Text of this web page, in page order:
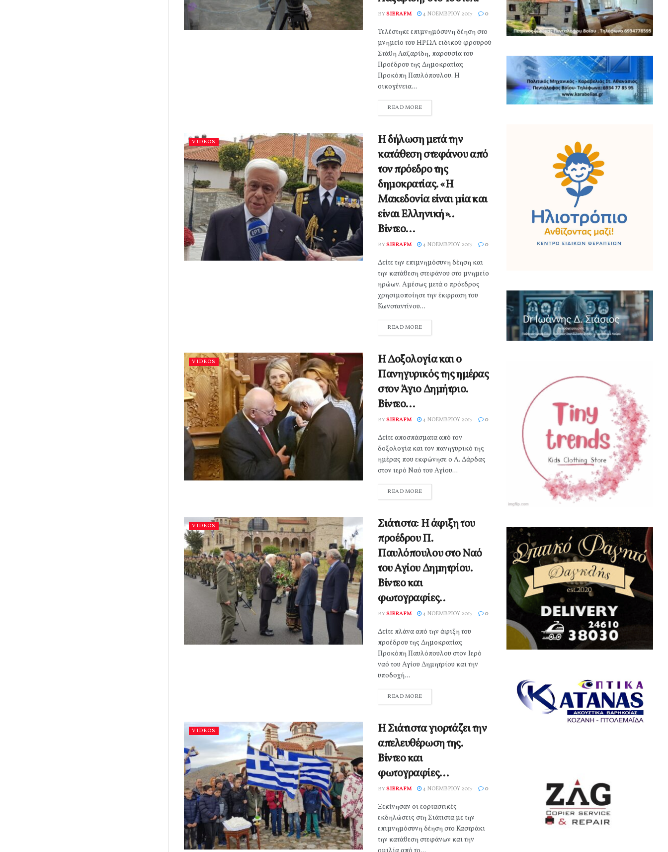
BYSIERAFM 4 ΝΟΕΜΒΡΊΟΥ 2017 0
Τελέστηκε επιμνημόσυνη δέηση στο
μνημείο του ΗΡΩΑ ειδικού φρουρού
Στάθη Λαζαρίδη, παρουσία του
Προέδρου της Δημοκρατίας
Προκόπη Παυλόπουλου. Η
οικογένεια...
READ MORE
VIDEOS
Η δήλωση μετά την
κατάθεση στεφάνου από
τον πρόεδρο της
δημοκρατίας. «Η
Μακεδονία είναι μία και
είναι Ελληνική»..
Βίντεο…
BYSIERAFM 4 ΝΟΕΜΒΡΊΟΥ 2017 0
Δείτε την επιμνημόσυνη δέηση και
την κατάθεση στεφάνου στο μνημείο
ηρώων. Αμέσως μετά ο πρόεδρος
χρησιμοποίησε την έκφραση του
Κωνσταντίνου...
READ MORE
VIDEOS
Η Δοξολογία και ο
Πανηγυρικός της ημέρας
στον Άγιο Δημήτριο.
Βίντεο…
BYSIERAFM 4 ΝΟΕΜΒΡΊΟΥ 2017 0
Δείτε αποσπάσματα από τον
δοξολογία και τον πανηγυρικό της
ημέρας που εκφώνησε ο Α. Δάρδας
στον ιερό Ναό του Αγίου...
READ MORE
VIDEOS
Σιάτιστα: Η άφιξη του
προέδρου Π.
Παυλόπουλου στο Ναό
του Αγίου Δημητρίου.
Βίντεο και
φωτογραφίες..
BYSIERAFM 4 ΝΟΕΜΒΡΊΟΥ 2017 0
Δείτε πλάνα από την άφιξη του
προέδρου της Δημοκρατίας
Προκόπη Παυλόπουλου στον Ιερό
ναό του Αγίου Δημητρίου και την
υποδοχή...
READ MORE
VIDEOS
Η Σιάτιστα γιορτάζει την
απελευθέρωση της.
Βίντεο και
φωτογραφίες…
BYSIERAFM 4 ΝΟΕΜΒΡΊΟΥ 2017 0
Ξεκίνησαν οι εορταστικές
εκδηλώσεις στη Σιάτιστα με την
επιμνημόσυνη δέηση στο Καστράκι
την κατάθεση στεφάνων και την